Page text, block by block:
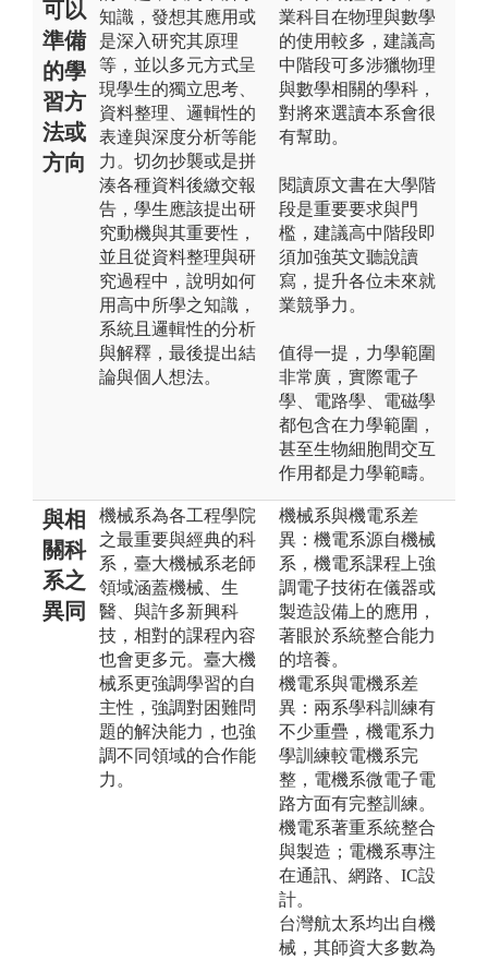
可以
準備
的學
習方
法或
方向
知識，發想其應用或
是深入研究其原理
等，並以多元方式呈
現學生的獨立思考、
資料整理、邏輯性的
表達與深度分析等能
力。切勿抄襲或是拼
湊各種資料後繳交報
告，學生應該提出研
究動機與其重要性，
並且從資料整理與研
究過程中，說明如何
用高中所學之知識，
系統且邏輯性的分析
與解釋，最後提出結
論與個人想法。
業科目在物理與數學
的使用較多，建議高
中階段可多涉獵物理
與數學相關的學科，
對將來選讀本系會很
有幫助。
閱讀原文書在大學階
段是重要要求與門
檻，建議高中階段即
須加強英文聽說讀
寫，提升各位未來就
業競爭力。
值得一提，力學範圍
非常廣，實際電子
學、電路學、電磁學
都包含在力學範圍，
甚至生物細胞間交互
作用都是力學範疇。
與相
關科
系之
異同
機械系為各工程學院
之最重要與經典的科
系，臺大機械系老師
領域涵蓋機械、生
醫、與許多新興科
技，相對的課程內容
也會更多元。臺大機
械系更強調學習的自
主性，強調對困難問
題的解決能力，也強
調不同領域的合作能
力。
機械系與機電系差
異：機電系源自機械
系，機電系課程上強
調電子技術在儀器或
製造設備上的應用，
著眼於系統整合能力
的培養。
機電系與電機系差
異：兩系學科訓練有
不少重疊，機電系力
學訓練較電機系完
整，電機系微電子電
路方面有完整訓練。
機電系著重系統整合
與製造；電機系專注
在通訊、網路、IC設
計。
台灣航太系均出自機
械，其師資大多數為